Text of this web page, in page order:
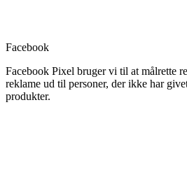
Facebook
Facebook Pixel bruger vi til at målrette
reklame ud til personer, der ikke har
produkter.